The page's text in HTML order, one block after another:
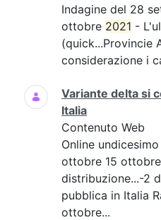
Indagine del 28
ottobre 2021 -
(quick...Provincie
considerazione i
Variante delta si
Italia
Contenuto Web
Online
ottobre 15 ottobre
distribuzione...-2
pubblica in Italia
ottobre...